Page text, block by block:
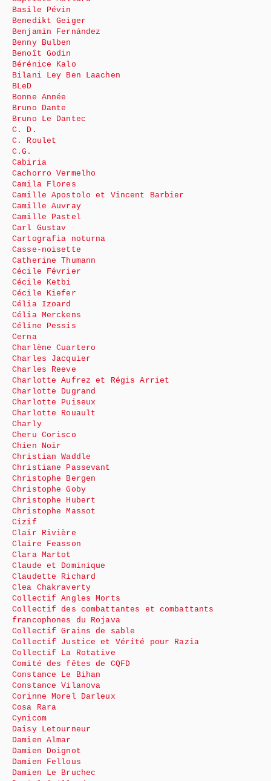
Basile Pévin
Benedikt Geiger
Benjamin Fernández
Benny Bulben
Benoît Godin
Bérénice Kalo
Bilani Ley Ben Laachen
BLeD
Bonne Année
Bruno Dante
Bruno Le Dantec
C. D.
C. Roulet
C.G.
Cabiria
Cachorro Vermelho
Camila Flores
Camille Apostolo et Vincent Barbier
Camille Auvray
Camille Pastel
Carl Gustav
Cartografia noturna
Casse-noisette
Catherine Thumann
Cécile Février
Cécile Ketbi
Cécile Kiefer
Célia Izoard
Célia Merckens
Céline Pessis
Cerna
Charlène Cuartero
Charles Jacquier
Charles Reeve
Charlotte Aufrez et Régis Arriet
Charlotte Dugrand
Charlotte Puiseux
Charlotte Rouault
Charly
Cheru Corisco
Chien Noir
Christian Waddle
Christiane Passevant
Christophe Bergen
Christophe Goby
Christophe Hubert
Christophe Massot
Cizif
Clair Rivière
Claire Feasson
Clara Martot
Claude et Dominique
Claudette Richard
Clea Chakraverty
Collectif Angles Morts
Collectif des combattantes et combattants
francophones du Rojava
Collectif Grains de sable
Collectif Justice et Vérité pour Razia
Collectif La Rotative
Comité des fêtes de CQFD
Constance Le Bihan
Constance Vilanova
Corinne Morel Darleux
Cosa Rara
Cynicom
Daisy Letourneur
Damien Almar
Damien Doignot
Damien Fellous
Damien Le Bruchec